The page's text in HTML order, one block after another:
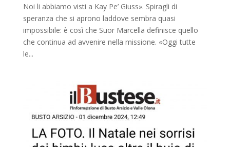
Noi li abbiamo visti a Kay Pe’ Giuss». Spiragli di
speranza che si aprono laddove sembra quasi
impossibile: è così che Suor Marcella definisce quello
che continua ad avvenire nella missione. «Oggi tutte
le...